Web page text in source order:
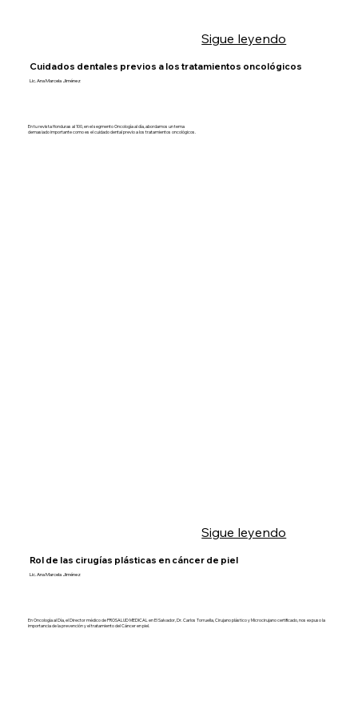
Sigue leyendo
Cuidados dentales previos a los tratamientos oncológicos
Lic. Ana Marcela Jiménez
En tu revista Honduras al 100, en el segmento Oncología al día, abordamos un tema
demasiado importante como es el cuidado dental previo a los tratamientos oncológicos.
Sigue leyendo
Rol de las cirugías plásticas en cáncer de piel
Lic. Ana Marcela Jiménez
En Oncología al Día, el Director médico de PROSALUD MEDICAL en El Salvador, Dr. Carlos Torruella, Cirujano plástico y Microcirujano certificado, nos expuso la
importancia de la prevención y el tratamiento del Cáncer en piel.